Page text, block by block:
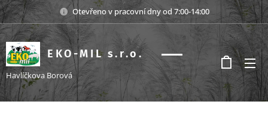
Otevřeno v pracovní dny od 7:00-14:00
EKO-MIL s.r.o.
s.r.o.
Havlíčkova Borová